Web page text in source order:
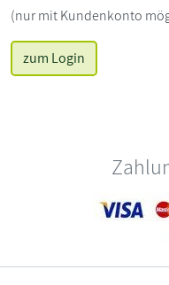
(nur mit Kundenkonto
zum Login